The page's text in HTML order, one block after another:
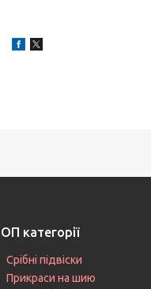
категорії
Срібні підвіски
Прикраси на шию